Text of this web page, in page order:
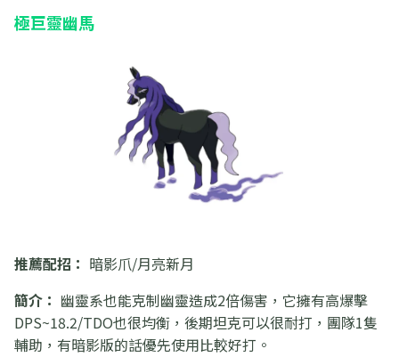
極巨靈幽馬
推薦配招： 暗影爪/月亮新月
簡介： 幽靈系也能克制幽靈造成2倍傷害，它擁有高爆擊
DPS~18.2/TDO也很均衡，後期坦克可以很耐打，團隊1隻
輔助，有暗影版的話優先使用比較好打。